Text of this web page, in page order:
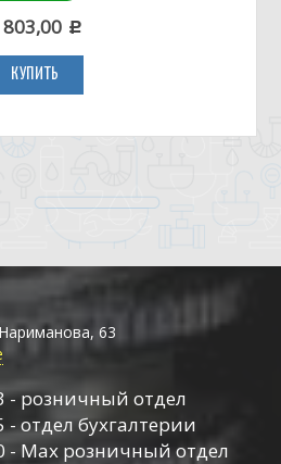
c
КУПИТЬ
63
- розничный отдел
- отдел бухгалтерии
- Max розничный отдел